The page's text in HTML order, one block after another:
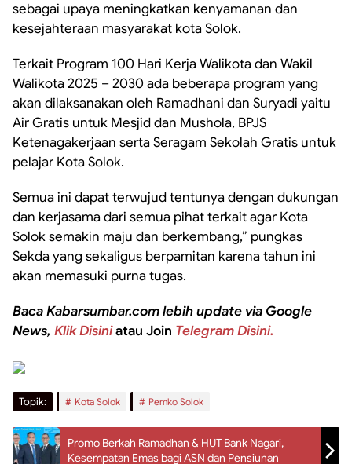
sebagai upaya meningkatkan kenyamanan dan
kesejahteraan masyarakat kota Solok.
Terkait Program 100 Hari Kerja Walikota dan Wakil
Walikota 2025 – 2030 ada beberapa program yang
akan dilaksanakan oleh Ramadhani dan Suryadi yaitu
Air Gratis untuk Mesjid dan Mushola, BPJS
Ketenagakerjaan serta Seragam Sekolah Gratis untuk
pelajar Kota Solok.
Semua ini dapat terwujud tentunya dengan dukungan
dan kerjasama dari semua pihat terkait agar Kota
Solok semakin maju dan berkembang,” pungkas
Sekda yang sekaligus berpamitan karena tahun ini
akan memasuki purna tugas.
Baca Kabarsumbar.com lebih update via Google
News, Klik Disiniatau Join Telegram Disini.
Topik: Kota Solok Pemko Solok
Promo Berkah Ramadhan & HUT Bank Nagari,
Kesempatan Emas bagi ASN dan Pensiunan